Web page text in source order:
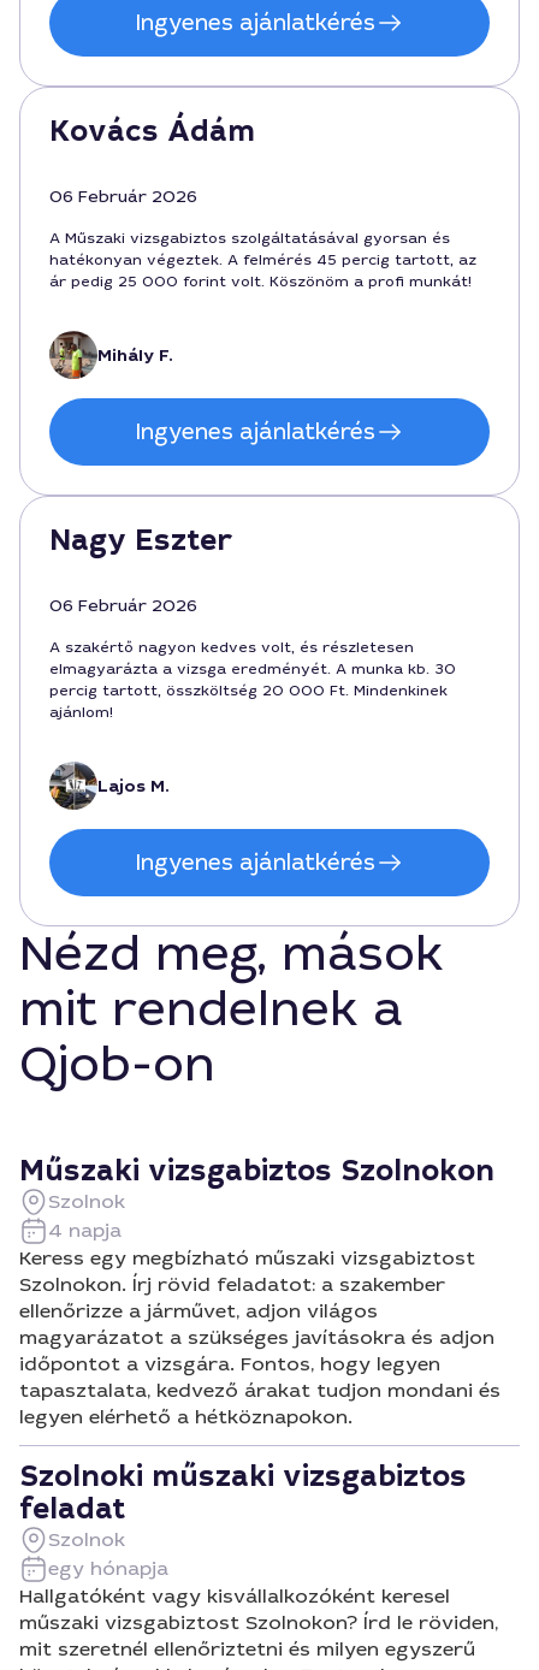
Ingyenes ajánlatkérés
Kovács Ádám
06 Február 2026
A Műszaki vizsgabiztos szolgáltatásával gyorsan és
hatékonyan végeztek. A felmérés 45 percig tartott, az
ár pedig 25 000 forint volt. Köszönöm a profi munkát!
Mihály F.
Ingyenes ajánlatkérés
Nagy Eszter
06 Február 2026
A szakértő nagyon kedves volt, és részletesen
elmagyarázta a vizsga eredményét. A munka kb. 30
percig tartott, összköltség 20 000 Ft. Mindenkinek
ajánlom!
Lajos M.
Ingyenes ajánlatkérés
Nézd meg, mások
mit rendelnek a
Qjob-on
Műszaki vizsgabiztos Szolnokon
Szolnok
4 napja
Keress egy megbízható műszaki vizsgabiztost
Szolnokon. Írj rövid feladatot: a szakember
ellenőrizze a járművet, adjon világos
magyarázatot a szükséges javításokra és adjon
időpontot a vizsgára. Fontos, hogy legyen
tapasztalata, kedvező árakat tudjon mondani és
legyen elérhető a hétköznapokon.
Szolnoki műszaki vizsgabiztos
feladat
Szolnok
egy hónapja
Hallgatóként vagy kisvállalkozóként keresel
műszaki vizsgabiztost Szolnokon? Írd le röviden,
mit szeretnél ellenőriztetni és milyen egyszerű